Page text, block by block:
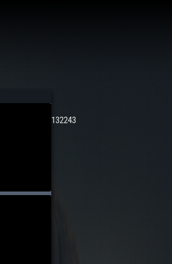
132243